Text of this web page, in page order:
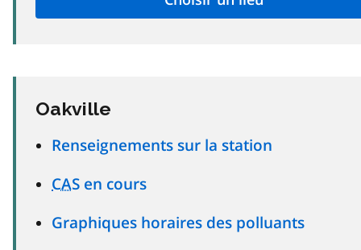
Oakville
Renseignements sur la station
CAS en cours
Graphiques horaires des polluants